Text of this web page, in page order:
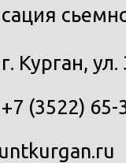
г. Курган,
+7 (3522) 65-